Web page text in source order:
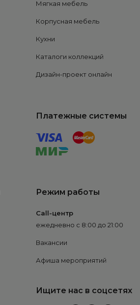
Мягкая мебель
Корпусная мебель
Кухни
Каталоги коллекций
Дизайн-проект онлайн
Платежные системы
Режим работы
Call-центр
ежедневно с 8:00 до 21:00
Вакансии
Афиша мероприятий
Ищите нас в соцсетях